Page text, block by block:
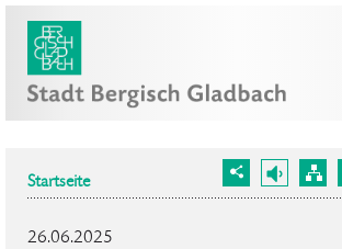
Startseite
26.06.2025